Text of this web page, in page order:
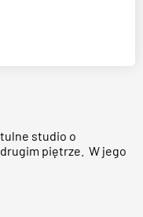
studio o
piętrze. W jego